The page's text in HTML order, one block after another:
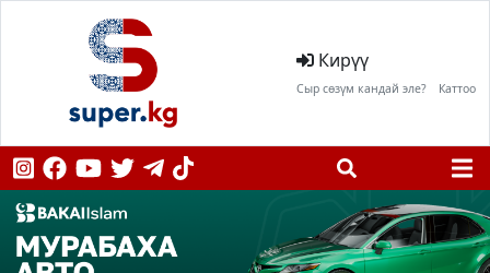
Кирүү
Сыр сөзүм кандай эле? Каттоо